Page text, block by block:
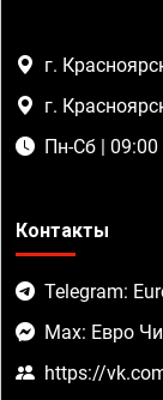
г.
г.
Пн-Сб | 09:00
Контакты
Telegram:
Max: Евро
https://